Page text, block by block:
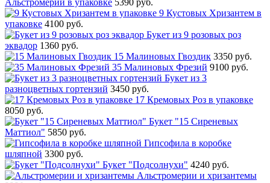
9 Кустовых Хризантем в
упаковке 4100 руб.
Букет из 9 розовых роз
эквадор 1360 руб.
15 Малиновых Гвоздик 3350 руб.
35 Малиновых Фрезий 9100 руб.
Букет из 3
разноцветных гортензий 3450 руб.
17 Кремовых Роз в упаковке
8050 руб.
Букет "15 Сиреневых
Маттиол" 5850 руб.
Гипсофила в коробке
шляпной 3300 руб.
Букет "Подсолнухи" 4240 руб.
Альстромерии и хризантемы